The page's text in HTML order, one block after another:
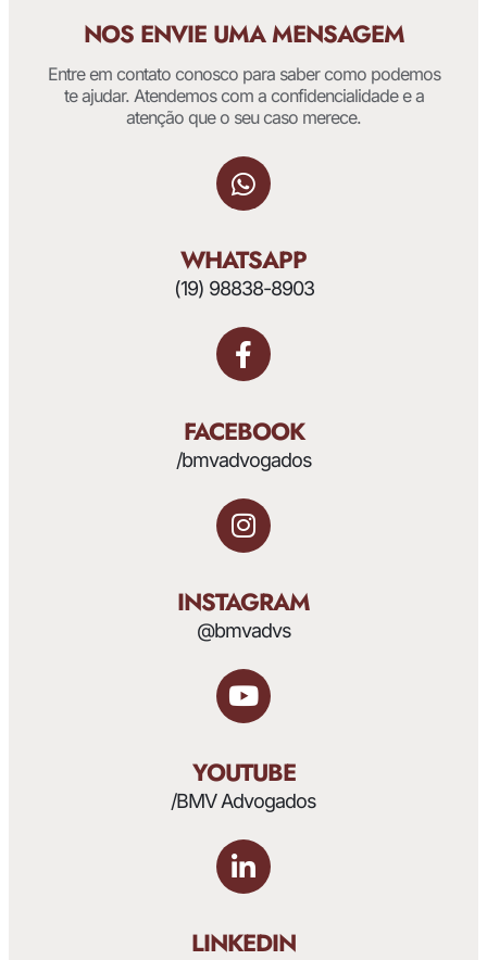
NOS ENVIE UMA MENSAGEM
Entre em contato conosco para saber como podemos
te ajudar. Atendemos com a confidencialidade e a
atenção que o seu caso merece.
WHATSAPP
(19) 98838-8903
FACEBOOK
/bmvadvogados
INSTAGRAM
@bmvadvs
YOUTUBE
/BMV Advogados
LINKEDIN